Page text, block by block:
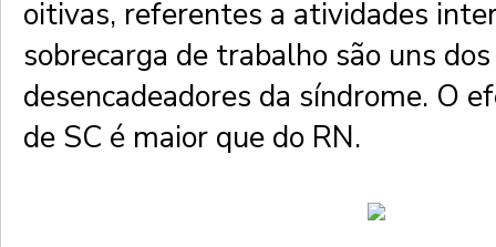
oitivas, referentes a atividades
sobrecarga de trabalho são uns
desencadeadores da síndrome. O
de SC é maior que do RN.